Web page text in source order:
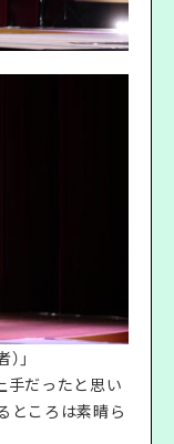
」
手だったと思い
ところは素晴ら